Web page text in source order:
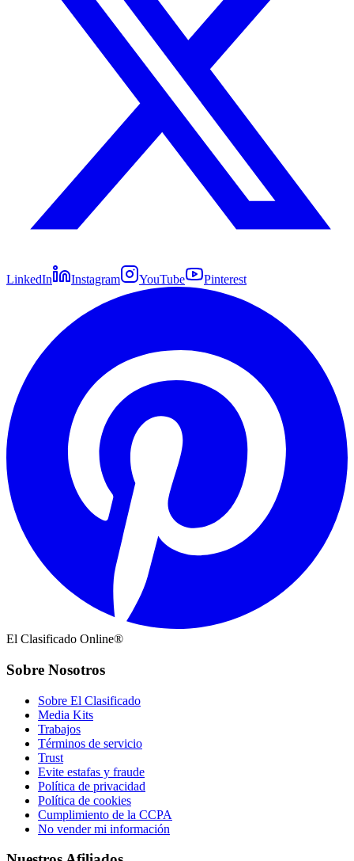
LinkedIn Instagram YouTube Pinterest
El Clasificado Online®
Sobre Nosotros
Sobre El Clasificado
Media Kits
Trabajos
Términos de servicio
Trust
Evite estafas y fraude
Política de privacidad
Política de cookies
Cumplimiento de la CCPA
No vender mi información